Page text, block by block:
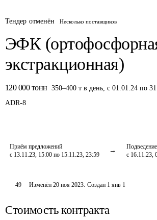
Тендер отменён Несколько поставщиков
ЭФК
экстракционная)
120 000 тонн 350–400 т в день, с 01.01.24 по
ADR-8
Приём предложений
с 13.11.23, 15:00 по 15.11.23, 23:59
с 16.11.23,
49 Изменён20 ноя 2023. Создан 1 янв 1
Стоимость контракта